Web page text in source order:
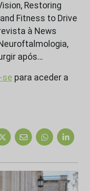
Restoring
Fitness to Drive
à News
após…
se para aceder a